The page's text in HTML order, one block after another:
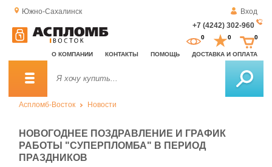
Южно-Сахалинск
Вход
+7 (4242) 302-960
О КОМПАНИИ КОНТАКТЫ ПОМОЩЬ ДОСТАВКА И ОПЛАТА
0 0 0
Аспломб-Восток Новости
НОВОГОДНЕЕ ПОЗДРАВЛЕНИЕ И ГРАФИК
РАБОТЫ "СУПЕРПЛОМБА" В ПЕРИОД
ПРАЗДНИКОВ